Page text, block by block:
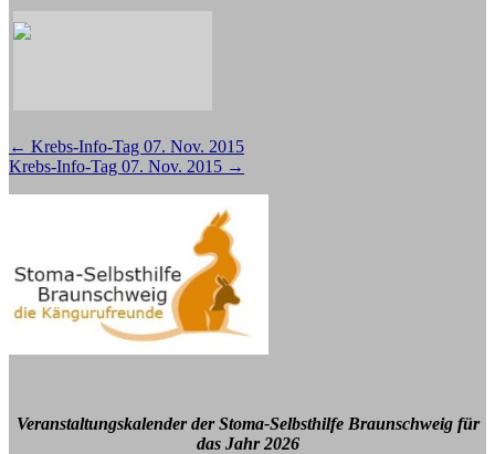
Beitragsnavigation
← Krebs-Info-Tag 07. Nov. 2015
Krebs-Info-Tag 07. Nov. 2015 →
Veranstaltungskalender der Stoma-Selbsthilfe Braunschweig für
das Jahr 2026